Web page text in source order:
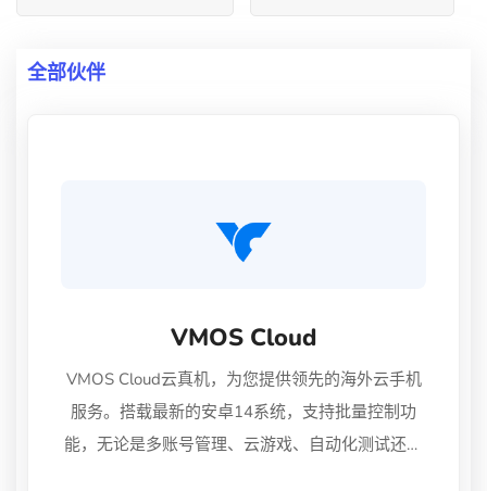
全部伙伴
VMOS Cloud
VMOS Cloud云真机，为您提供领先的海外云手机
服务。搭载最新的安卓14系统，支持批量控制功
能，无论是多账号管理、云游戏、自动化测试还是